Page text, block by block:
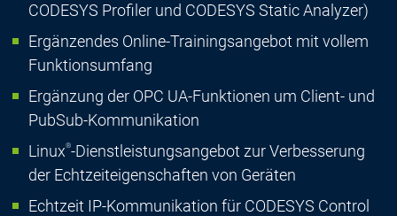
CODESYS Profiler und CODESYS Static Analyzer)
Ergänzendes Online-Trainingsangebot mit vollem
Funktionsumfang
Ergänzung der OPC UA-Funktionen um Client- und
PubSub-Kommunikation
Linux®-Dienstleistungsangebot zur Verbesserung
der Echtzeiteigenschaften von Geräten
Echtzeit IP-Kommunikation für CODESYS Control